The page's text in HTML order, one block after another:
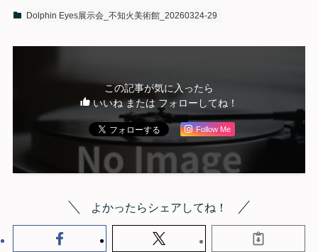
Dolphin Eyes展示会_不知火美術館_20260324-29
この記事が気に入ったら
いいね または フォローしてね！
Follow Me
よかったらシェアしてね！